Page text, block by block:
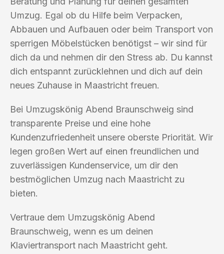
Umzug. Egal ob du Hilfe beim Verpacken,
Abbauen und Aufbauen oder beim Transport von
sperrigen Möbelstücken benötigst – wir sind für
dich da und nehmen dir den Stress ab. Du kannst
dich entspannt zurücklehnen und dich auf dein
neues Zuhause in Maastricht freuen.
Bei Umzugskönig Abend Braunschweig sind
transparente Preise und eine hohe
Kundenzufriedenheit unsere oberste Priorität. Wir
legen großen Wert auf einen freundlichen und
zuverlässigen Kundenservice, um dir den
bestmöglichen Umzug nach Maastricht zu
bieten.
Vertraue dem Umzugskönig Abend
Braunschweig, wenn es um deinen
Klaviertransport nach Maastricht geht.